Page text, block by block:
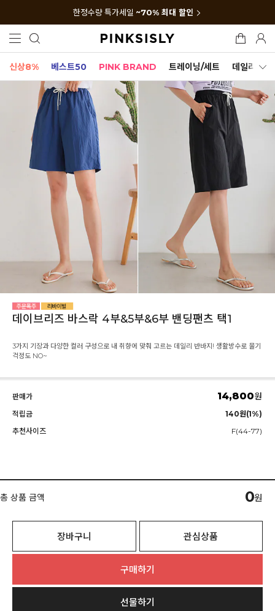
한정수량 특가세일 ~70% 최대 할인
신상8% 베스트50 PINK BRAND 트레이닝/세트 데일리세트
데이브리즈 바스락 4부&5부&6부 밴딩팬츠 택1
3가지 기장과 다양한 컬러 구성으로 내 취향에 맞춰 고르는 데일리 반바지! 생활방수로 물기
걱정도 NO~
판매가 14,800원
적립금
140원(1%)
추천사이즈
F(44-77)
총 상품 금액 0원
장바구니 관심상품
구매하기
선물하기